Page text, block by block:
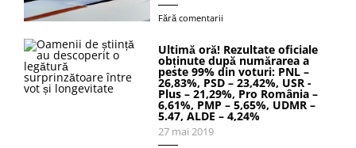
Fără comentarii
Ultimă oră! Rezultate oficiale
obținute după numărarea a
peste 99% din voturi: PNL –
26,83%, PSD – 23,42%, USR -
Plus – 21,29%, Pro România –
6,61%, PMP – 5,65%, UDMR –
5.47, ALDE – 4,24%
27 mai 2019